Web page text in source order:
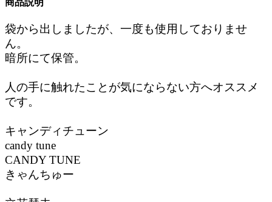
袋から出しましたが、一度も使用しておりませ
ん。
暗所にて保管。
人の手に触れたことが気にならない方へオススメ
です。
キャンディチューン
candy tune
CANDY TUNE
きゃんちゅー